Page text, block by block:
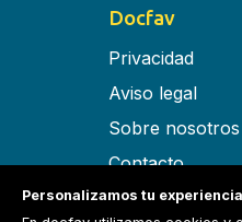
Docfav
Privacidad
Aviso legal
Sobre nosotros
Contacto
Términos y
Personalizamos tu experiencia